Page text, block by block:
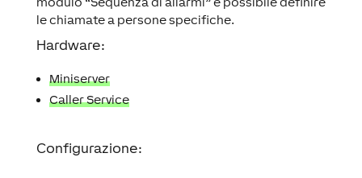
le chiamate a persone specifiche.
Hardware:
Miniserver
Caller Service
Configurazione: